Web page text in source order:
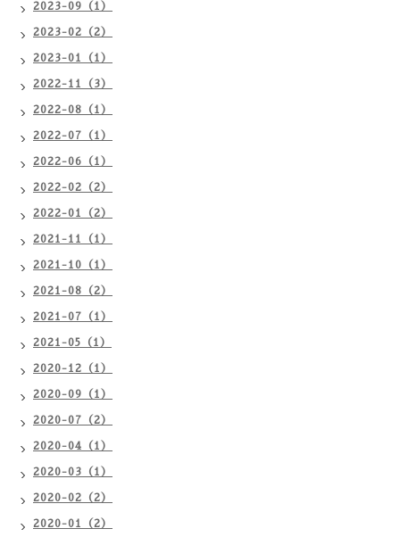
2023-09（1）
2023-02（2）
2023-01（1）
2022-11（3）
2022-08（1）
2022-07（1）
2022-06（1）
2022-02（2）
2022-01（2）
2021-11（1）
2021-10（1）
2021-08（2）
2021-07（1）
2021-05（1）
2020-12（1）
2020-09（1）
2020-07（2）
2020-04（1）
2020-03（1）
2020-02（2）
2020-01（2）